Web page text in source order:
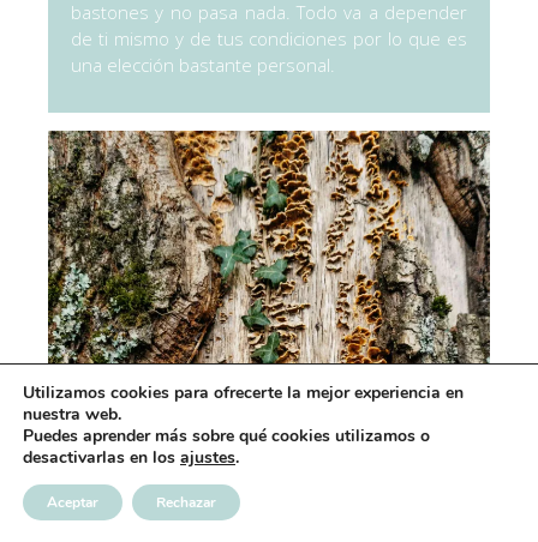
bastones y no pasa nada. Todo va a depender
de ti mismo y de tus condiciones por lo que es
una elección bastante personal.
Utilizamos cookies para ofrecerte la mejor experiencia en
nuestra web.
Puedes aprender más sobre qué cookies utilizamos o
desactivarlas en los ajustes.
Aceptar Rechazar